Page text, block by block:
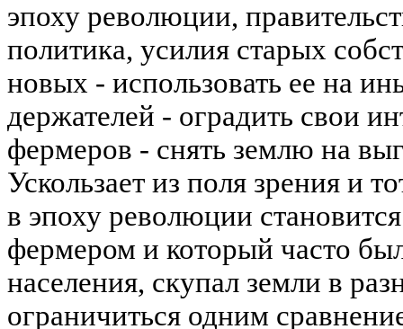
эпоху революции,
политика, усилия старых
новых - использовать ее на
держателей - оградить свои
фермеров - снять землю на
Ускользает из поля зрения и
в эпоху революции
фермером и который часто
населения, скупал земли в
ограничиться одним